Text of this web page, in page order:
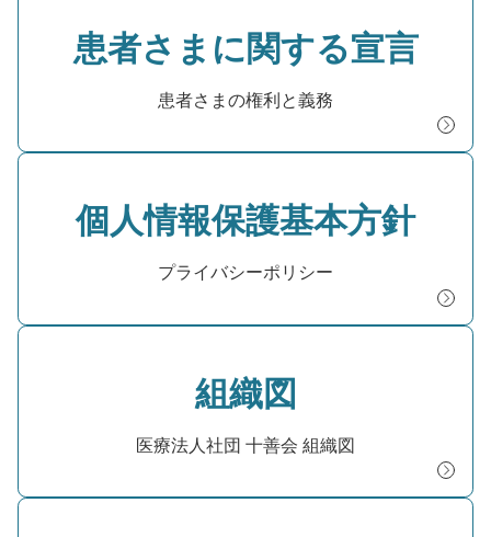
患者さまに関する宣言
患者さまの権利と義務
個人情報保護基本方針
プライバシーポリシー
組織図
医療法人社団 十善会 組織図